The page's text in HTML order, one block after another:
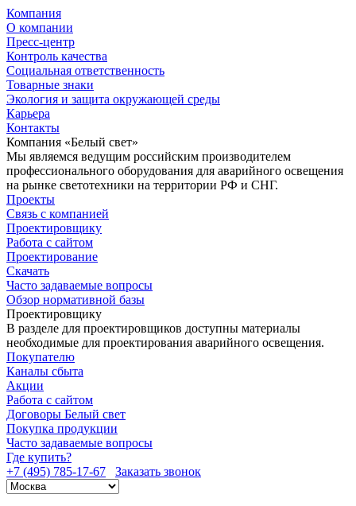
Компания
О компании
Пресс-центр
Контроль качества
Социальная ответственность
Товарные знаки
Экология и защита окружающей среды
Карьера
Контакты
Компания «Белый свет»
Мы являемся ведущим российским производителем
профессионального оборудования для аварийного освещения
на рынке светотехники на территории РФ и СНГ.
Проекты
Связь с компанией
Проектировщику
Работа с сайтом
Проектирование
Скачать
Часто задаваемые вопросы
Обзор нормативной базы
Проектировщику
В разделе для проектировщиков доступны материалы
необходимые для проектирования аварийного освещения.
Покупателю
Каналы сбыта
Акции
Работа с сайтом
Договоры Белый свет
Покупка продукции
Часто задаваемые вопросы
Где купить?
+7 (495) 785-17-67
Заказать звонок